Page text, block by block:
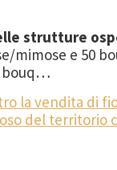
strutture
mimose e 50
bouq…
la vendita di
del territorio